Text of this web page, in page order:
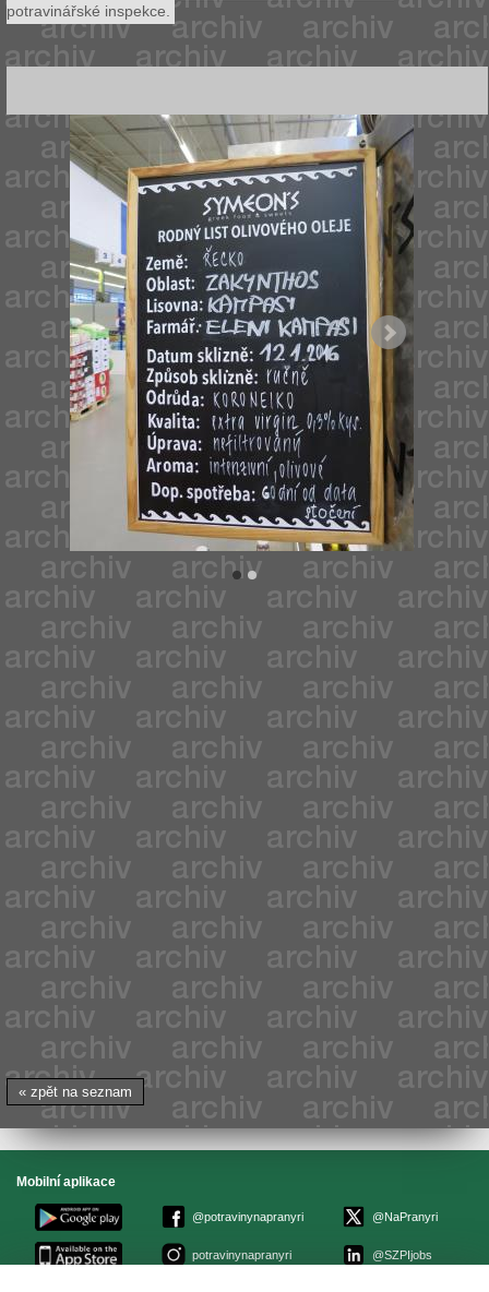
potravinářské inspekce.
« zpět na seznam
Mobilní aplikace
@potravinynapranyri
potravinynapranyri
@NaPranyri
@SZPIjobs